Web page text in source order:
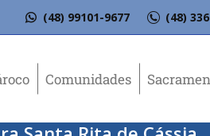
(48) 99101-9677 (48)
Comunidades